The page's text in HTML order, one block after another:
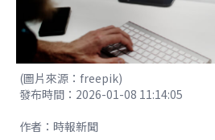
(圖片來源：freepik)
發布時間：2026-01-08 11:14:05
作者：時報新聞